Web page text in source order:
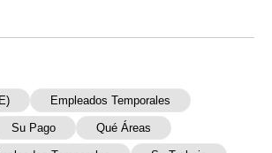
Empleados Temporales
Su Pago Qué Áreas